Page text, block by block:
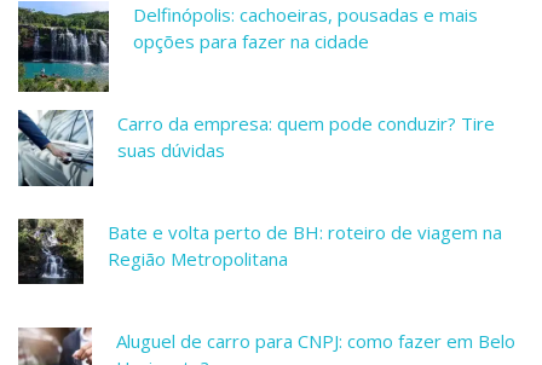
Delfinópolis: cachoeiras, pousadas e mais
opções para fazer na cidade
Carro da empresa: quem pode conduzir? Tire
suas dúvidas
Bate e volta perto de BH: roteiro de viagem na
Região Metropolitana
Aluguel de carro para CNPJ: como fazer em Belo